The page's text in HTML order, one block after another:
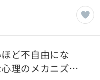
ど不自由にな
理のメカニズム